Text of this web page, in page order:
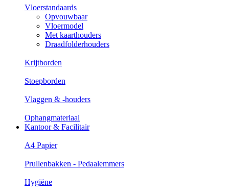
Vloerstandaards
Opvouwbaar
Vloermodel
Met kaarthouders
Draadfolderhouders
Krijtborden
Stoepborden
Vlaggen & -houders
Ophangmateriaal
Kantoor & Facilitair
A4 Papier
Prullenbakken - Pedaalemmers
Hygiëne